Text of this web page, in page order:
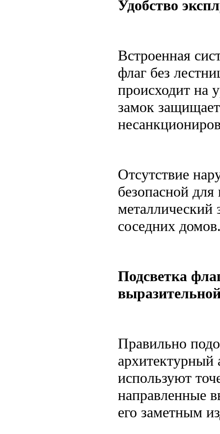
Удобство
Встроенная
флаг без
происходит на
замок
Отсутствие
безопасной
соседних
Подсветка
Правильно
архитектурный
используют
направленные
его заметным